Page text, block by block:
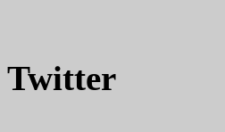
Twitter